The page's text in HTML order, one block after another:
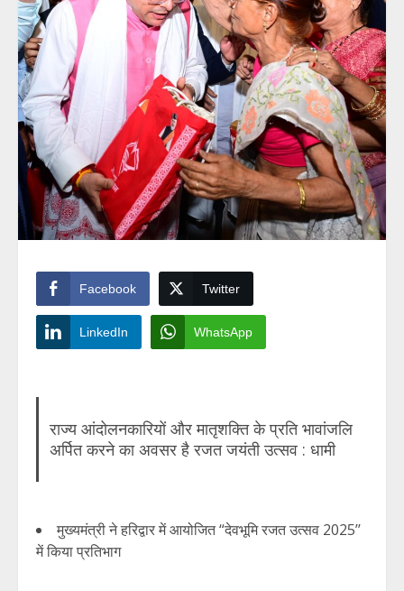
Facebook Twitter
LinkedIn WhatsApp
राज्य आंदोलनकारियों और मातृशक्ति के प्रति भावांजलि
अर्पित करने का अवसर है रजत जयंती उत्सव : धामी
मुख्यमंत्री ने हरिद्वार में आयोजित “देवभूमि रजत उत्सव 2025’’
में किया प्रतिभाग